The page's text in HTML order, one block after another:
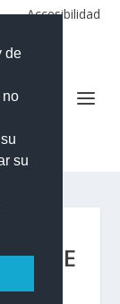
de
no
su
Accesibilidad
DE